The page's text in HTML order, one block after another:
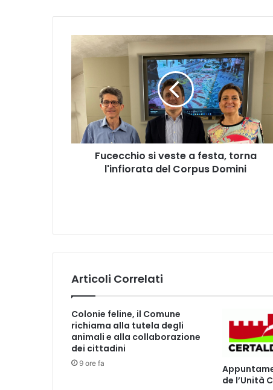
u
e
h
o
f
s
t
,
o
r
Fucecchio si veste a festa, torna
l'infiorata del Corpus Domini
Articoli Correlati
Colonie feline, il Comune
richiama alla tutela degli
animali e alla collaborazione
dei cittadini
9 ore fa
de l’Unità